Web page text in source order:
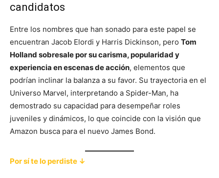
candidatos
Entre los nombres que han sonado para este papel se
encuentran Jacob Elordi y Harris Dickinson, pero Tom
Holland sobresale por su carisma, popularidad y
experiencia en escenas de acción, elementos que
podrían inclinar la balanza a su favor. Su trayectoria en el
Universo Marvel, interpretando a Spider-Man, ha
demostrado su capacidad para desempeñar roles
juveniles y dinámicos, lo que coincide con la visión que
Amazon busca para el nuevo James Bond.
Por sí te lo perdiste ↓